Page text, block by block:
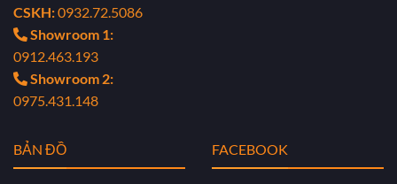
CSKH:0932.72.5086
Showroom 1:
0912.463.193
Showroom 2:
0975.431.148
BẢN ĐỒ FACEBOOK